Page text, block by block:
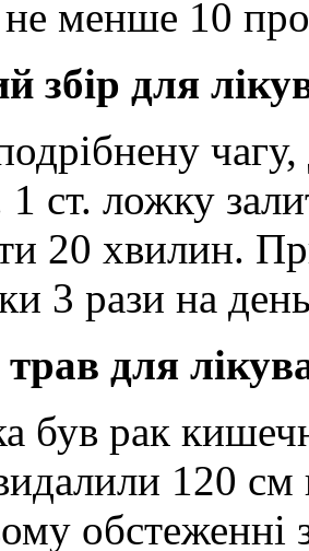
менше 10
збір для
чагу,
1 ст. ложку
20 хвилин.
3 рази на
для
був рак
120
обстеженні